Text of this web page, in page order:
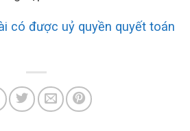
có được uỷ quyền quyết toán